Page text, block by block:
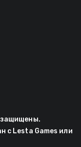
с Lesta Games или